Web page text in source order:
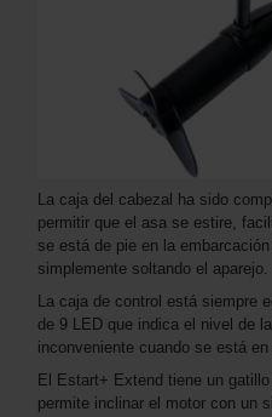
La caja del cabezal ha sido
permitir que el asa se estire,
se está de pie en la
simplemente soltando el aparejo.
La caja de control está siempre
de 9 LED que indica el nivel de
inconveniente cuando se está en
El Estart+ Extend tiene un
permite inclinar el motor con un